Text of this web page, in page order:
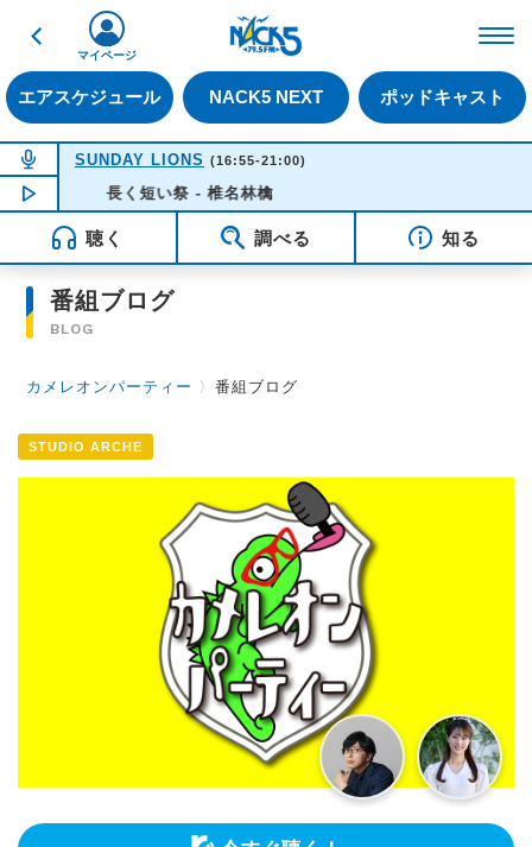
戻る
エアスケジュール NACK5 NEXT ポッドキャスト
マイページ
NOW ON AIR
SUNDAY LIONS (16:55-21:00)
NOW PLAYING16:35
長く短い祭 - 椎名林檎
聴く 調べる 知る
番組ブログ
BLOG
カメレオンパーティー 〉番組ブログ
STUDIO ARCHE